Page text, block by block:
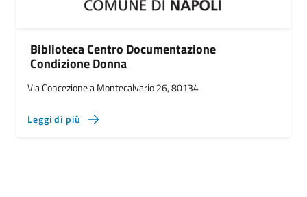
Biblioteca Centro Documentazione
Condizione Donna
Via Concezione a Montecalvario 26, 80134
Leggi di più